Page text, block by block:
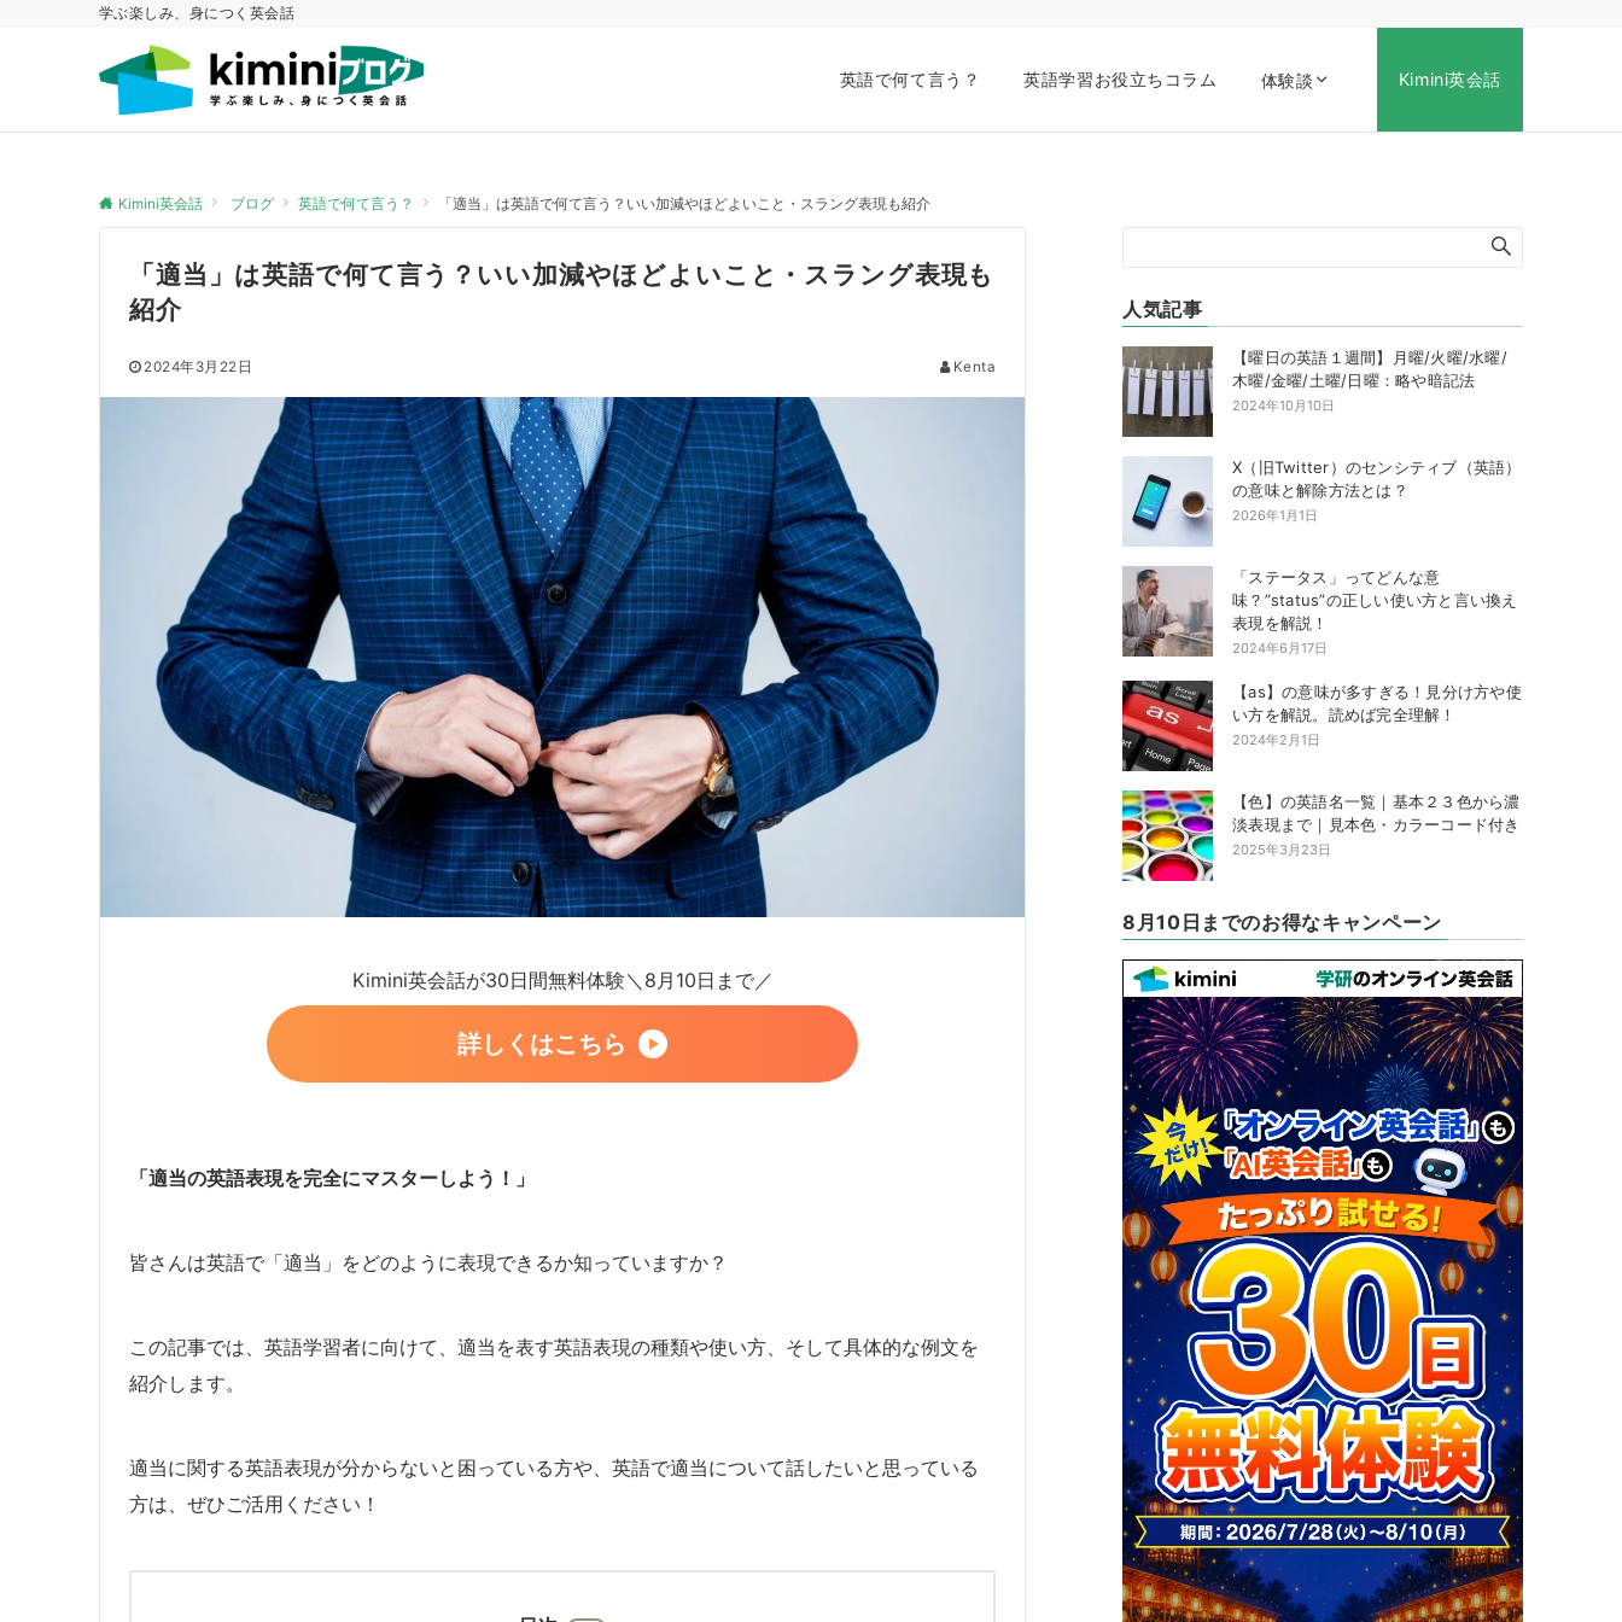
学ぶ楽しみ、身につく英会話
英語で何て言う？ 英語学習お役立ちコラム 体験談 Kimini英会話
Kimini英会話 ブログ 英語で何て言う？ 「適当」は英語で何て言う？いい加減やほどよいこと・スラング表現も紹介
「適当」は英語で何て言う？いい加減やほどよいこと・スラング表現も
紹介
2024年3月22日 Kenta
Kimini英会話が30日間無料体験＼8月10日まで／
詳しくはこちら
「適当の英語表現を完全にマスターしよう！」
皆さんは英語で「適当」をどのように表現できるか知っていますか？
この記事では、英語学習者に向けて、適当を表す英語表現の種類や使い方、そして具体的な例文を
紹介します。
適当に関する英語表現が分からないと困っている方や、英語で適当について話したいと思っている
方は、ぜひご活用ください！
人気記事
【曜日の英語１週間】月曜/火曜/水曜/
木曜/金曜/土曜/日曜：略や暗記法
2024年10月10日
X（旧Twitter）のセンシティブ（英語）
の意味と解除方法とは？
2026年1月1日
「ステータス」ってどんな意
味？”status”の正しい使い方と言い換え
表現を解説！
2024年6月17日
【as】の意味が多すぎる！見分け方や使
い方を解説。読めば完全理解！
2024年2月1日
【色】の英語名一覧｜基本２３色から濃
淡表現まで｜見本色・カラーコード付き
2025年3月23日
8月10日までのお得なキャンペーン